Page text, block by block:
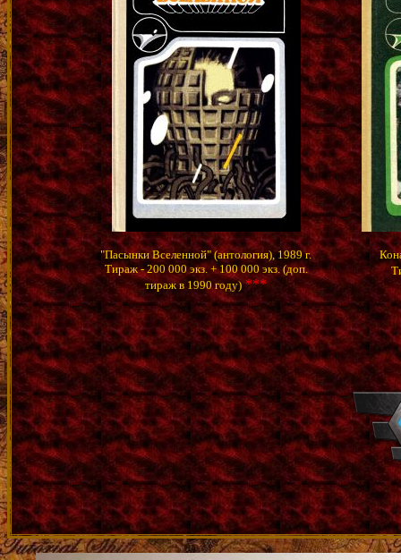
"Пасынки Вселенной" (антология), 1989 г.
Тираж - 200 000 экз. + 100 000 экз. (доп.
тираж в 1990 году) ***